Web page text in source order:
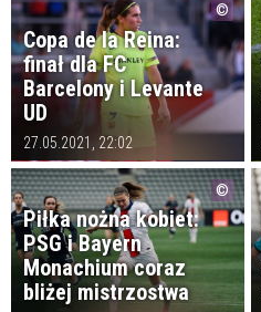
Copa de la Reina:
finał dla FC
Barcelony i Levante
UD
27.05.2021, 22:02
Piłka nożna kobiet:
PSG i Bayern
Monachium coraz
bliżej mistrzostwa